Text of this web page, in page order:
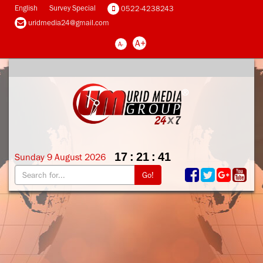
English Survey Special
0522-4238243
uridmedia24@gmail.com
A- A+
Sunday 9 August 2026 17 : 21 : 42
Go!